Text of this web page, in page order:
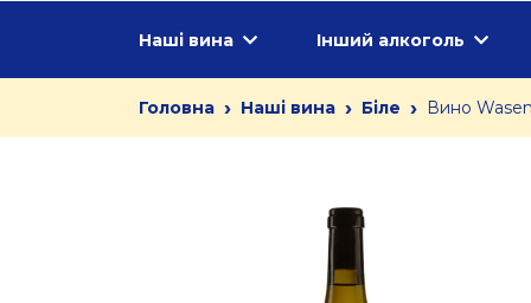
Наші вина Інший алкоголь
Головна › Наші вина › Біле › Вино